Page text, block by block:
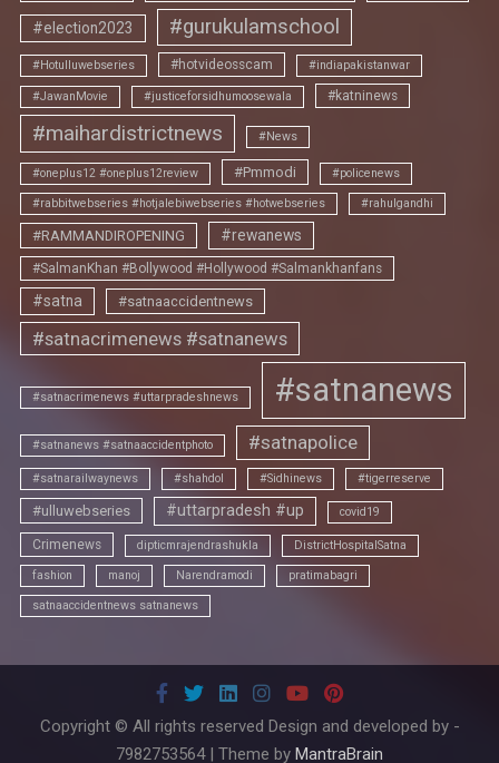
#election2023 #gurukulamschool
#Hotulluwebseries #hotvideosscam #indiapakistanwar
#JawanMovie #justiceforsidhumoosewala #katninews
#maihardistrictnews #News
#oneplus12 #oneplus12review #Pmmodi #policenews
#rabbitwebseries #hotjalebiwebseries #hotwebseries #rahulgandhi
#RAMMANDIROPENING #rewanews
#SalmanKhan #Bollywood #Hollywood #Salmankhanfans
#satna #satnaaccidentnews
#satnacrimenews #satnanews
#satnacrimenews #uttarpradeshnews #satnanews
#satnanews #satnaaccidentphoto #satnapolice
#satnarailwaynews #shahdol #Sidhinews #tigerreserve
#ulluwebseries #uttarpradesh #up covid19
Crimenews dipticmrajendrashukla DistrictHospitalSatna
fashion manoj Narendramodi pratimabagri
satnaaccidentnews satnanews
Copyright © All rights reserved Design and developed by -
7982753564 | Theme by MantraBrain